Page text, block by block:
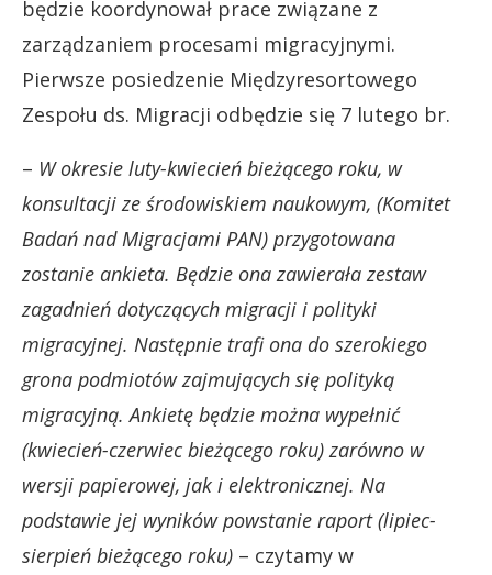
będzie koordynował prace związane z
zarządzaniem procesami migracyjnymi.
Pierwsze posiedzenie Międzyresortowego
Zespołu ds. Migracji odbędzie się 7 lutego br.
– W okresie luty-kwiecień bieżącego roku, w
konsultacji ze środowiskiem naukowym, (Komitet
Badań nad Migracjami PAN) przygotowana
zostanie ankieta. Będzie ona zawierała zestaw
zagadnień dotyczących migracji i polityki
migracyjnej. Następnie trafi ona do szerokiego
grona podmiotów zajmujących się polityką
migracyjną. Ankietę będzie można wypełnić
(kwiecień-czerwiec bieżącego roku) zarówno w
wersji papierowej, jak i elektronicznej. Na
podstawie jej wyników powstanie raport (lipiec-
sierpień bieżącego roku) – czytamy w